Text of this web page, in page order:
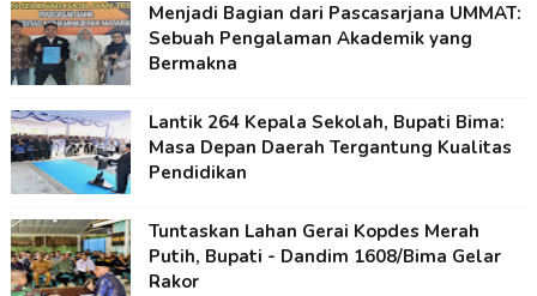
Menjadi Bagian dari Pascasarjana UMMAT:
Sebuah Pengalaman Akademik yang
Bermakna
Lantik 264 Kepala Sekolah, Bupati Bima:
Masa Depan Daerah Tergantung Kualitas
Pendidikan
Tuntaskan Lahan Gerai Kopdes Merah
Putih, Bupati - Dandim 1608/Bima Gelar
Rakor